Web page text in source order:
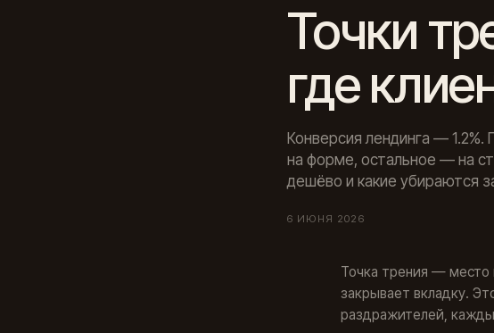
Точки
где
Конверсия лендинга —
на форме, остальное — на
дешёво и какие убираются
6 ИЮНЯ 2026
Точка трения — место
закрывает вкладку.
раздражителей,